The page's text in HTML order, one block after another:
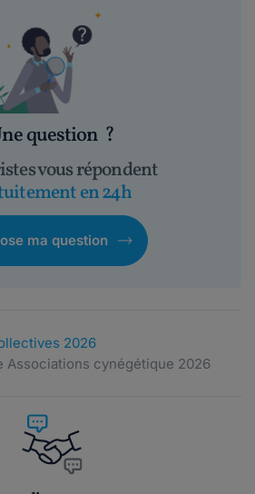
question ?
vous répondent
en 24h
ma question
2026
Associations cynégétique 2026